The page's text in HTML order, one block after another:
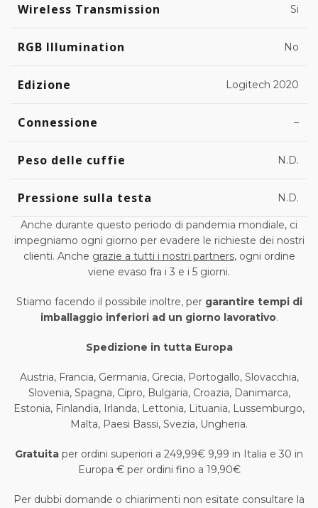
Wireless Transmission Si
RGB Illumination No
Edizione Logitech 2020
Connessione –
Peso delle cuffie N.D.
Pressione sulla testa N.D.
Anche durante questo periodo di pandemia mondiale, ci
impegniamo ogni giorno per evadere le richieste dei nostri
clienti. Anche grazie a tutti i nostri partners, ogni ordine
viene evaso fra i 3 e i 5 giorni.
Stiamo facendo il possibile inoltre, per garantire tempi di
imballaggio inferiori ad un giorno lavorativo.
Spedizione in tutta Europa
Austria, Francia, Germania, Grecia, Portogallo, Slovacchia,
Slovenia, Spagna, Cipro, Bulgaria, Croazia, Danimarca,
Estonia, Finlandia, Irlanda, Lettonia, Lituania, Lussemburgo,
Malta, Paesi Bassi, Svezia, Ungheria.
Gratuita per ordini superiori a 249,99€ 9,99 in Italia e 30 in
Europa € per ordini fino a 19,90€
Per dubbi domande o chiarimenti non esitate consultare la